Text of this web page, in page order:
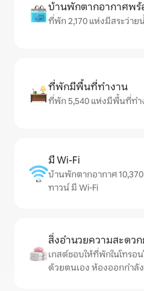
บ้านพักตากอากาศพร้
ที่พัก 2,170 แห่งมีสระว่าย
ที่พักมีพื้นที่ทำงาน
ที่พัก 5,540 แห่งมีพื้นที่ทำ
มี Wi-Fi
บ้านพักตากอากาศ
ทาวน์ มี Wi-Fi
สิ่งอำนวยความสะดว
เกสต์ชอบให้ที่พักในโทรอ
ด้วยตนเอง ห้องออกกำลั